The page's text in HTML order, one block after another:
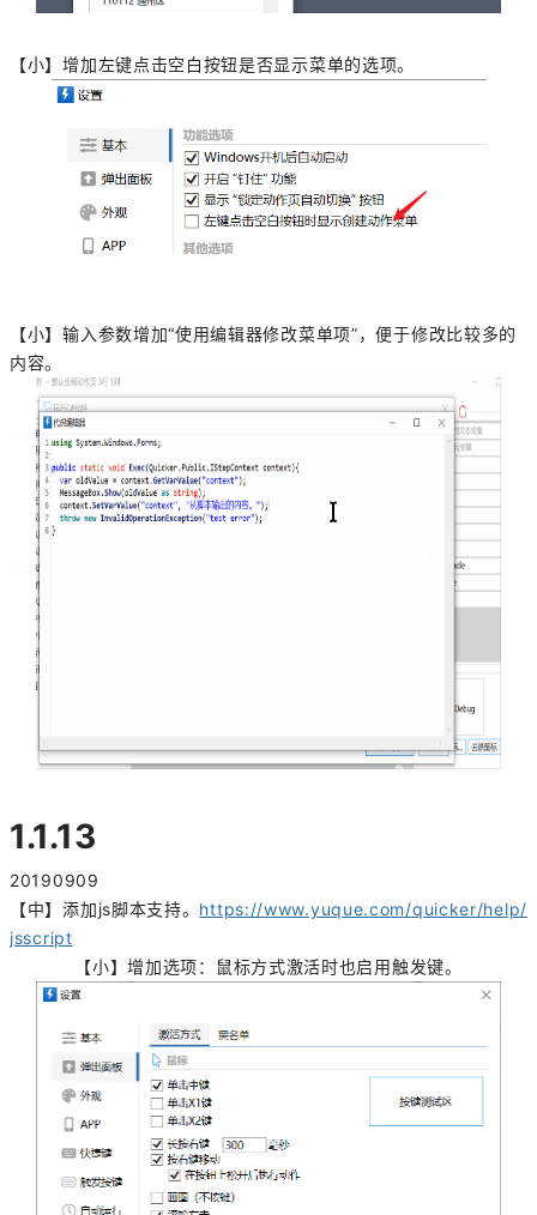
【小】增加左键点击空白按钮是否显示菜单的选项。
【小】输入参数增加“使用编辑器修改菜单项”，便于修改比较多的
内容。
1.1.13
20190909
【中】添加js脚本支持。 https://www.yuque.com/quicker/help/
jsscript
【小】增加选项：鼠标方式激活时也启用触发键。